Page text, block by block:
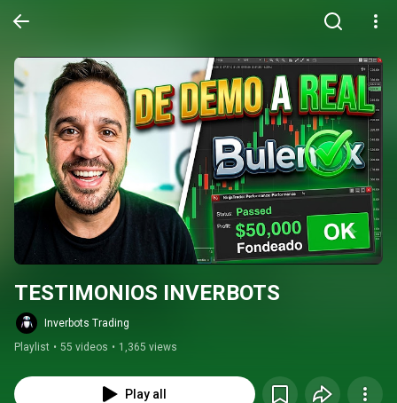
TESTIMONIOS INVERBOTS
Inverbots Trading
Playlist • 55 videos • 1,365 views
Play all